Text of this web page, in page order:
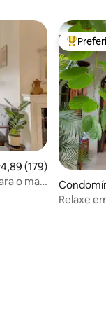
de uma avaliação
4,89 (179)
o mar
Entre
Relaxe